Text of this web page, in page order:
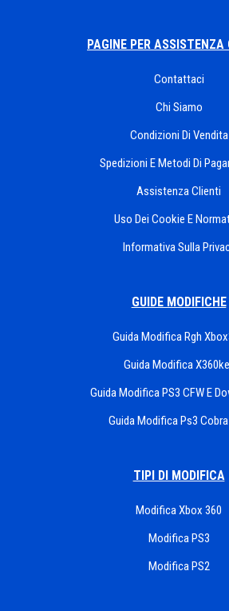
PAGINE PER ASSISTENZA
Contattaci
Chi Siamo
Condizioni Di Vendita
Spedizioni E Metodi Di
Assistenza Clienti
Uso Dei Cookie E
Informativa Sulla
GUIDE MODIFICHE
Guida Modifica Rgh
Guida Modifica
Guida Modifica PS3 CFW E
Guida Modifica Ps3 Cobra
TIPI DI MODIFICA
Modifica Xbox 360
Modifica PS3
Modifica PS2